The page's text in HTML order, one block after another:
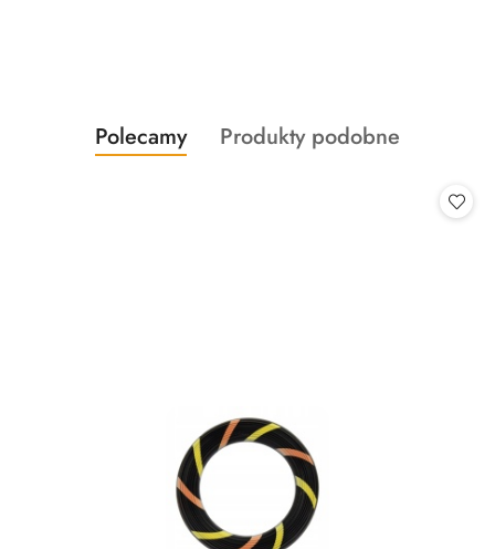
Pomiń karuzelę produktów
Produkty
o
Polecamy
Produkty
Produkty podobne